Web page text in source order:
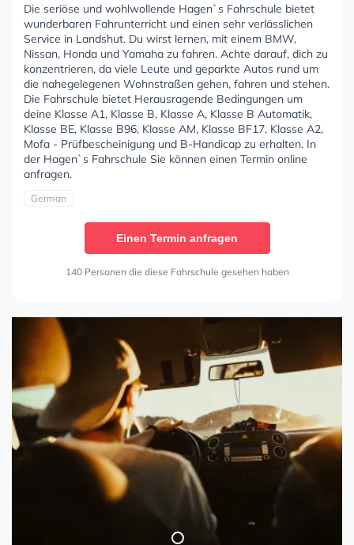
Die seriöse und wohlwollende Hagen`s Fahrschule bietet
wunderbaren Fahrunterricht und einen sehr verlässlichen
Service in Landshut. Du wirst lernen, mit einem BMW,
Nissan, Honda und Yamaha zu fahren. Achte darauf, dich zu
konzentrieren, da viele Leute und geparkte Autos rund um
die nahegelegenen Wohnstraßen gehen, fahren und stehen.
Die Fahrschule bietet Herausragende Bedingungen um
deine Klasse A1, Klasse B, Klasse A, Klasse B Automatik,
Klasse BE, Klasse B96, Klasse AM, Klasse BF17, Klasse A2,
Mofa - Prüfbescheinigung und B-Handicap zu erhalten. In
der Hagen`s Fahrschule Sie können einen Termin online
anfragen.
German
Einen Termin anfragen
140 Personen die diese Fahrschule gesehen haben